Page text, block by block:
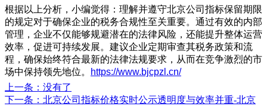
根据以上分析，小编觉得：理解并遵守北京公司指标保留期限
的规定对于确保企业的税务合规性至关重要。通过有效的内部
管理，企业不仅能够规避潜在的法律风险，还能提升整体运营
效率，促进可持续发展。建议企业定期审查其税务政策和流
程，确保始终符合最新的法律法规要求，从而在竞争激烈的市
场中保持领先地位。
https://www.bjcpzl.cn/
上一条 ：没有了
下一条 ：北京公司指标价格实时公示透明度与效率并重-北京